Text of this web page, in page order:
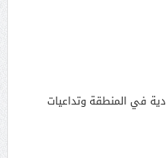
في المنطقة وتداعيات